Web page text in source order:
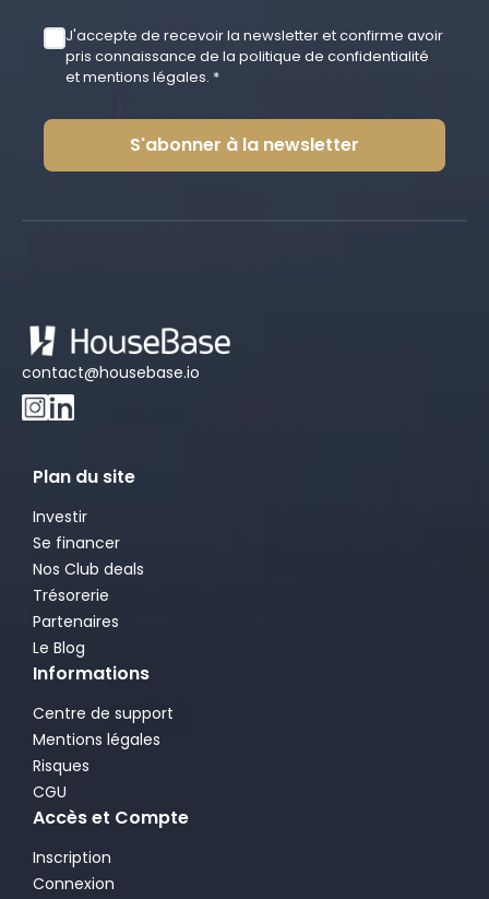
J'accepte de recevoir la newsletter et confirme avoir
pris connaissance de la politique de confidentialité
et mentions légales. *
S'abonner à la newsletter
contact@housebase.io
Plan du site
Investir
Se financer
Nos Club deals
Trésorerie
Partenaires
Le Blog
Informations
Centre de support
Mentions légales
Risques
CGU
Accès et Compte
Inscription
Connexion